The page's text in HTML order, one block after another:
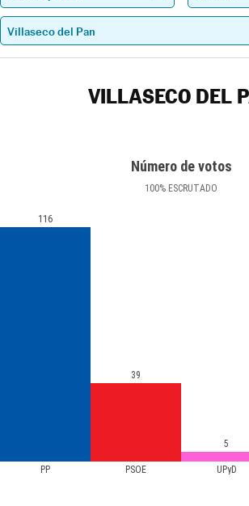
VILLASECO DEL
Número de votos
100% ESCRUTADO
PP PSOE UPyD
116
39
5